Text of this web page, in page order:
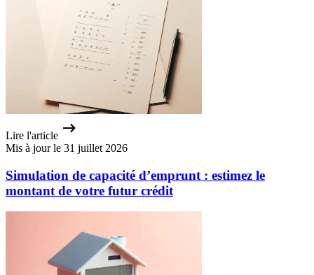
Lire l'article
Mis à jour le 31 juillet 2026
Simulation de capacité d’emprunt : estimez le
montant de votre futur crédit